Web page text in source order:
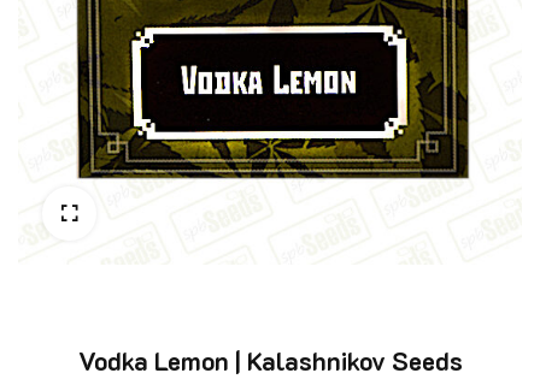
Vodka Lemon | Kalashnikov Seeds